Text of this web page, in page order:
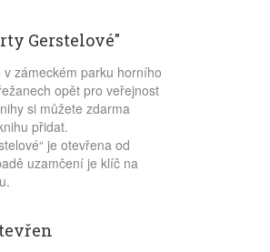
Gerstelové"
zámeckém parku horního
opět pro veřejnost
si můžete zdarma
přidat.
je otevřena od
uzamčení je klíč na